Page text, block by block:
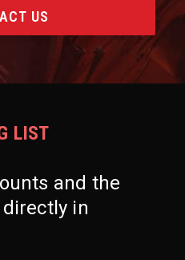
US
LIST
and the
in